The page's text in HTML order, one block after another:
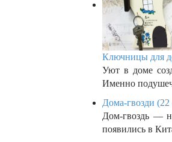
Ключницы для
Уют в доме
Именно
Дома-гвозди (22
Дом-гвоздь —
появились в